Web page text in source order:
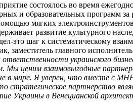
состоялось во время
и образовательных программ за
мягких
развитие культурного
это шаг к систематическому
главного
украинского
Мы ценим взаимовыгодные
в мире. Я уверен, что вместе с
партнерство
в Венецианской